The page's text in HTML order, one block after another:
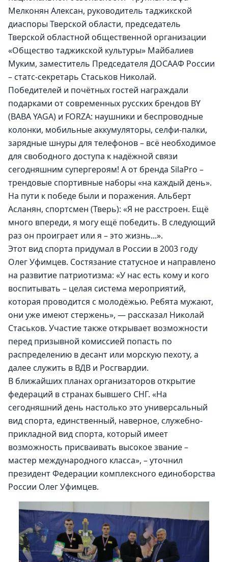
Мелконян Алексан, руководитель таджикской
диаспоры Тверской области, председатель
Тверской областной общественной организации
«Общество таджикской культуры» Майбалиев
Муким, заместитель Председателя ДОСААФ России
– статс-секретарь Стаськов Николай.
Победителей и почётных гостей награждали
подарками от современных русских брендов BY
(BABA YAGA) и FORZA: наушники и беспроводные
колонки, мобильные аккумуляторы, селфи-палки,
зарядные шнуры для телефонов – всё необходимое
для свободного доступа к надёжной связи
сегодняшним супергероям! А от бренда SilaPro –
трендовые спортивные наборы «на каждый день».
На пути к победе были и поражения. Альберт
Асланян, спортсмен (Тверь): «Я не расстроен. Ещё
много впереди, я могу ещё победить. В следующий
раз он проиграет или я – это жизнь...».
Этот вид спорта придумал в России в 2003 году
Олег Уфимцев. Состязание статусное и направлено
на развитие патриотизма: «У нас есть кому и кого
воспитывать – целая система мероприятий,
которая проводится с молодёжью. Ребята мужают,
они уже имеют стержень», — рассказал Николай
Стаськов. Участие также открывает возможности
перед призывной комиссией попасть по
распределению в десант или морскую пехоту, а
далее служить в ВДВ и Росгвардии.
В ближайших планах организаторов открытие
федераций в странах бывшего СНГ. «На
сегодняшний день настолько это универсальный
вид спорта, единственный, наверное, служебно-
прикладной вид спорта, который имеет
возможность присваивать высокое звание –
мастер международного класса», – уточнил
президент Федерации комплексного единоборства
России Олег Уфимцев.